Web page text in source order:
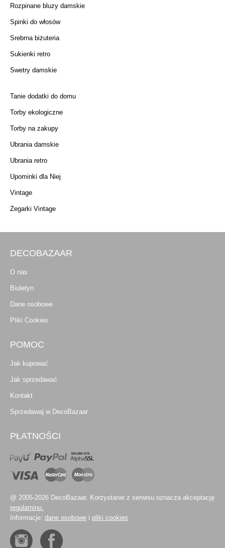
Rozpinane bluzy damskie
Spinki do włosów
Srebrna biżuteria
Sukienki retro
Swetry damskie
Tanie dodatki do domu
Torby ekologiczne
Torby na zakupy
Ubrania damskie
Ubrania retro
Upominki dla Niej
Vintage
Zegarki Vintage
DECOBAZAAR
O nas
Biuletyn
Dane osobowe
Pliki Cookies
POMOC
Jak kupować
Jak sprzedawać
Kontakt
Sprzedawaj w DecoBazaar
PŁATNOŚCI
@ 2005-2026 DecoBazaar. Korzystanie z serwisu oznacza akceptację
regulaminu.
Informacje: dane osobowe i pliki cookies